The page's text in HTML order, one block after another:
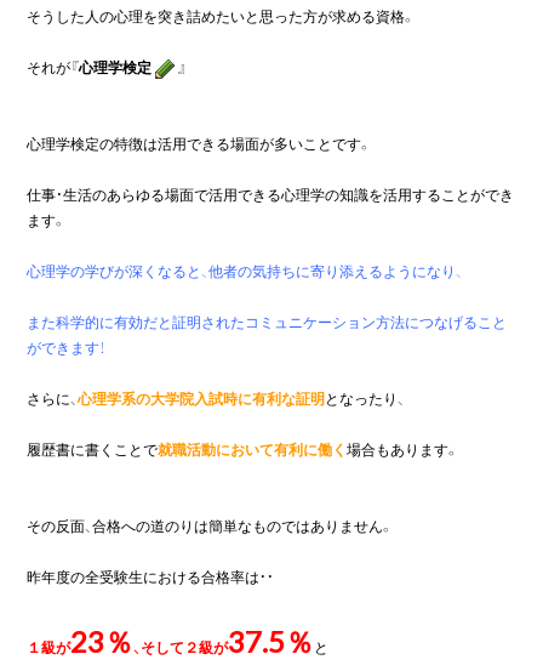
そうした人の心理を突き詰めたいと思った方が求める資格。
それが『心理学検定
心理学検定の特徴は活用できる場面が多いことです。
仕事・生活のあらゆる場面で活用できる心理学の知識を活用することができ
ます。
心理学の学びが深くなると、他者の気持ちに寄り添えるようになり、
また科学的に有効だと証明されたコミュニケーション方法につなげること
ができます！
さらに、心理学系の大学院入試時に有利な証明となったり、
履歴書に書くことで就職活動において有利に働く場合もあります。
その反面、合格への道のりは簡単なものではありません。
昨年度の全受験生における合格率は・・
１級が23％、そして２級が37.5％ と